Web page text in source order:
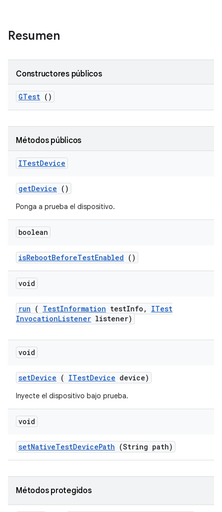
Resumen
Constructores públicos
GTest ()
Métodos públicos
ITestDevice
getDevice ()
Ponga a prueba el dispositivo.
boolean
isRebootBeforeTestEnabled ()
void
run ( TestInformation testInfo ,
ITest
InvocationListener listener)
void
setDevice ( ITestDevice device)
Inyecte el dispositivo bajo prueba.
void
setNativeTestDevicePath (String path)
Métodos protegidos